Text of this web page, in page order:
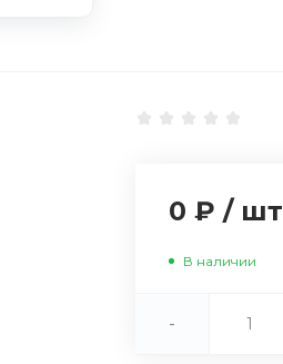
0 ₽ / шт
В наличии
-